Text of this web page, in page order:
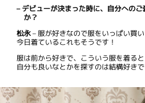
– デビューが決まった時に、自分への
か？
松永– 服が好きなので服をいっぱい買い
今日着ているこれもそうです！
服は前から好きで、こういう服を着る
自分も良いなとかを探すのは結構好きで